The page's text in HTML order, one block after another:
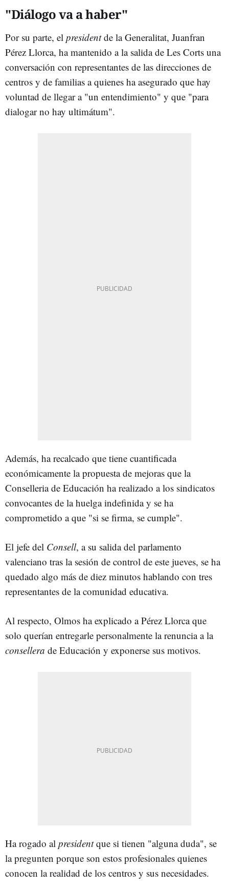
"Diálogo va a haber"
Por su parte, el presidentde la Generalitat, Juanfran
Pérez Llorca, ha mantenido a la salida de Les Corts una
conversación con representantes de las direcciones de
centros y de familias a quienes ha asegurado que hay
voluntad de llegar a "un entendimiento" y que "para
dialogar no hay ultimátum".
Además, ha recalcado que tiene cuantificada
económicamente la propuesta de mejoras que la
Conselleria de Educación ha realizado a los sindicatos
convocantes de la huelga indefinida y se ha
comprometido a que "si se firma, se cumple".
El jefe del Consell, a su salida del parlamento
valenciano tras la sesión de control de este jueves, se ha
quedado algo más de diez minutos hablando con tres
representantes de la comunidad educativa.
Al respecto, Olmos ha explicado a Pérez Llorca que
solo querían entregarle personalmente la renuncia a la
consellera de Educación y exponerse sus motivos.
Ha rogado al presidentque si tienen "alguna duda", se
la pregunten porque son estos profesionales quienes
conocen la realidad de los centros y sus necesidades.